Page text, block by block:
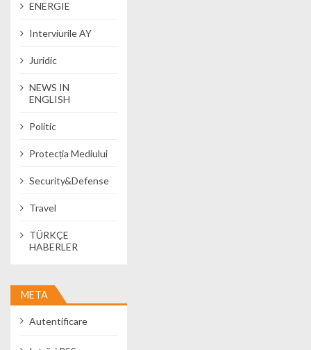
ENERGIE
Interviurile AY
Juridic
NEWS IN
ENGLISH
Politic
Protecția Mediului
Security&Defense
Travel
TÜRKÇE
HABERLER
META
Autentificare